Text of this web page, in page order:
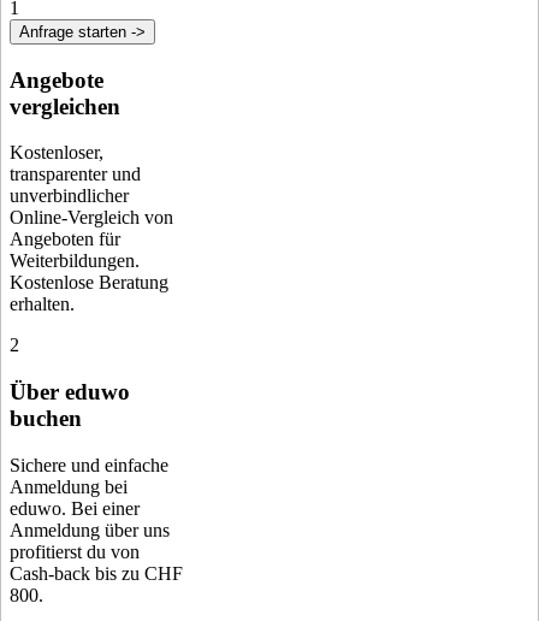
1
Anfrage starten ->
Angebote
vergleichen
Kostenloser,
transparenter und
unverbindlicher
Online-Vergleich von
Angeboten für
Weiterbildungen.
Kostenlose Beratung
erhalten.
2
Über eduwo
buchen
Sichere und einfache
Anmeldung bei
eduwo. Bei einer
Anmeldung über uns
profitierst du von
Cash-back bis zu CHF
800.